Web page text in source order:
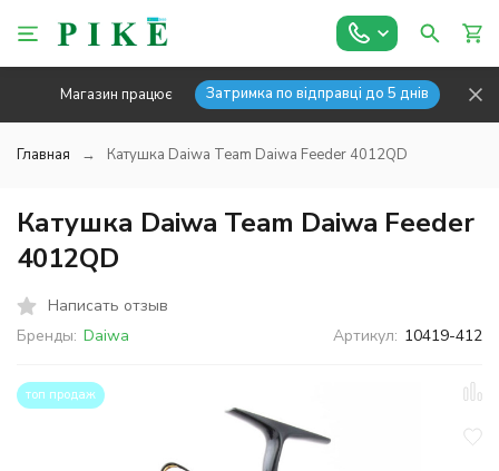
Магазин працює Затримка по відправці до 5 днів
Главная Катушка Daiwa Team Daiwa Feeder 4012QD
Катушка Daiwa Team Daiwa Feeder
4012QD
Написать отзыв
Бренды: Daiwa Артикул: 10419-412
топ продаж